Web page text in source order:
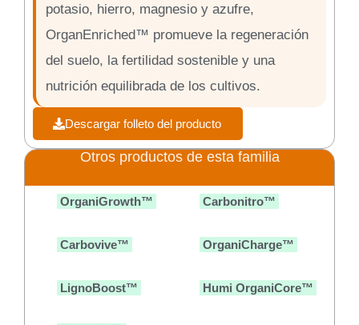
Otros productos de esta familia
OrganiGrowth™ Carbonitro™
Carbovive™ OrganiCharge™
LignoBoost™ Humi OrganiCore™
potasio, hierro, magnesio y azufre,
OrganEnriched™ promueve la regeneración
del suelo, la fertilidad sostenible y una
nutrición equilibrada de los cultivos.
Descargar folleto del producto